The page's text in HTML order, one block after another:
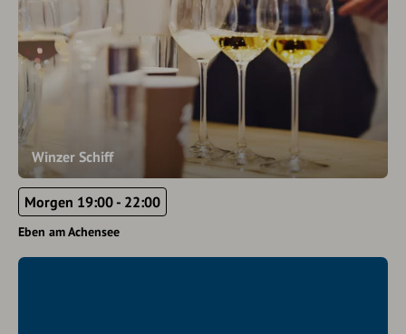
Winzer Schiff
Morgen 19:00 - 22:00
Eben am Achensee